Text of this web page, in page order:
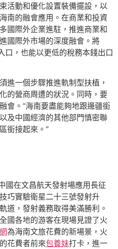
活動和優化設置裝備擺設，以
南的融會應用。在商業和投資
國際外企業進駐，推進商業和
國際外市場的深度融會。將
口，也能以更低的稅務本錢出口
進一個步驟推進軌制型扶植，
的營商周遭的狀況。同時，要
會。“海南要盡能夠地跟邊疆銜
及中國經濟的其他部門慎密聯
銜接起來。”
國在文昌航天發射場應用長征
巧實驗衛星二十三號發射升
道，發射義務取得美滿勝利。
國各地的游客在現場見證了火
為海南文旅花費的新場景，火
花費者前來包養妹打卡，進一